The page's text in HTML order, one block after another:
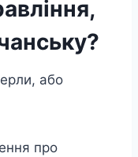
або
про